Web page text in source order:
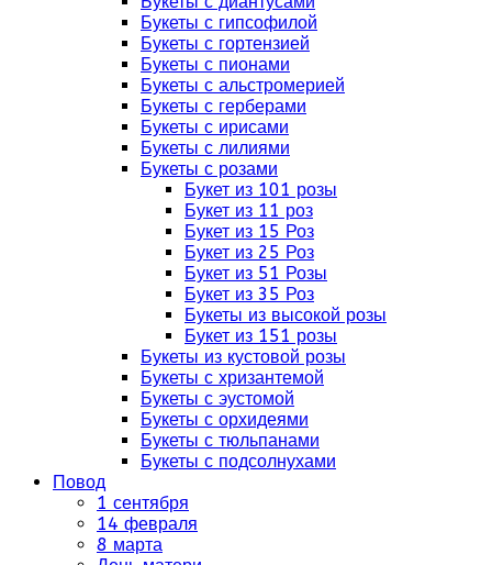
Букеты с гипсофилой
Букеты с гортензией
Букеты с пионами
Букеты с альстромерией
Букеты с герберами
Букеты с ирисами
Букеты с лилиями
Букеты с розами
Букет из 101 розы
Букет из 11 роз
Букет из 15 Роз
Букет из 25 Роз
Букет из 51 Розы
Букет из 35 Роз
Букеты из высокой розы
Букет из 151 розы
Букеты из кустовой розы
Букеты с хризантемой
Букеты с эустомой
Букеты с орхидеями
Букеты с тюльпанами
Букеты с подсолнухами
Повод
1 сентября
14 февраля
8 марта